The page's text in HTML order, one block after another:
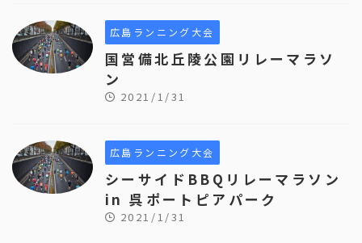
広島ランニング大会
国営備北丘陵公園リレーマラソ
ン
2021/1/31
広島ランニング大会
シーサイドBBQリレーマラソン
in 呉ポートピアパーク
2021/1/31